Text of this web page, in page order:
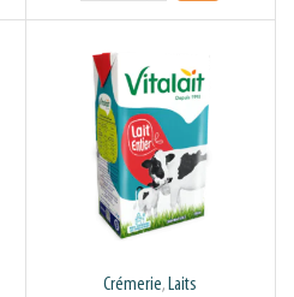
Crémerie, Laits